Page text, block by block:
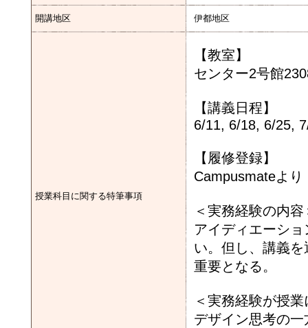
開講地区 伊都地区
授業科目に関する特筆事項
【教室】
センター2号館
【講義日程】
6/11, 6/18, 6/25,
【履修登録】
Campusmateより
＜実務経験の内容
アイディエーシ
い。但し、講義
重要となる。
＜実務経験が授
デザイン思考の